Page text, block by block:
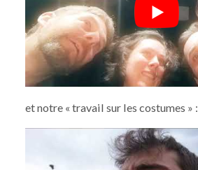
et notre « travail sur les costumes » :